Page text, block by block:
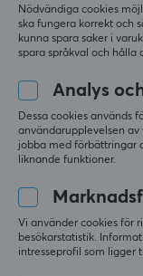
G FUEL
The Juice 2.0 - 40
Servings
(0)
Nödvändiga cookies
ska fungera korrekt och
kunna spara saker i
spara språkval och hålla
Analys
Dessa cookies används
användarupplevelsen
jobba med förbättringar
liknande funktioner.
Vi använder cookies för
besökarstatistik.
intresseprofil som ligger